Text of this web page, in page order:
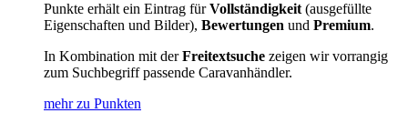
Punkte erhält ein Eintrag fürVollständigkeit (ausgefüllte
Eigenschaften und Bilder), Bewertungen und Premium.
In Kombination mit derFreitextsuche zeigen wir vorrangig
zum Suchbegriff passende Caravanhändler.
mehr zu Punkten